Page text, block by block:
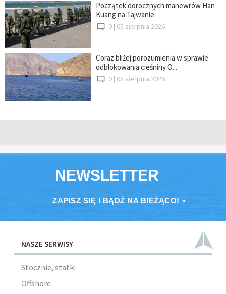
Początek dorocznych manewrów Han
Kuang na Tajwanie
0 | 05 sierpnia 2026
Coraz bliżej porozumienia w sprawie
odblokowania cieśniny O...
0 | 05 sierpnia 2026
NEWSLETTER
ZAPISZ SIĘ I BĄDŹ NA BIEŻĄCO! »
NASZE SERWISY
Stocznie, statki
Offshore